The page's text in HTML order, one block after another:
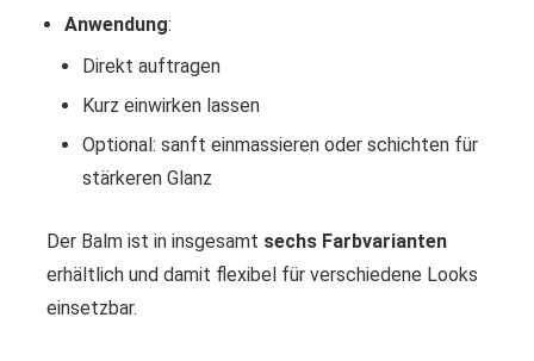
Anwendung:
Direkt auftragen
Kurz einwirken lassen
Optional: sanft einmassieren oder schichten für
stärkeren Glanz
Der Balm ist in insgesamt sechs Farbvarianten
erhältlich und damit flexibel für verschiedene Looks
einsetzbar.